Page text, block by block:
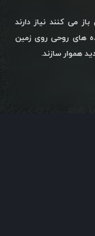
می کنند نیاز دارند
های روحی روی زمین
هموار سازند.